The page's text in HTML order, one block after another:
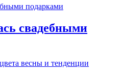
свадебными